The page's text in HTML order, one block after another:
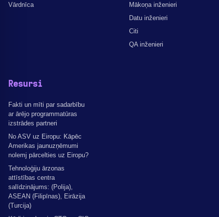
Vārdnīca
Mākoņa inženieri
Datu inženieri
Citi
QA inženieri
Resursi
Fakti un mīti par sadarbību
ar ārējo programmatūras
izstrādes partneri
No ASV uz Eiropu: Kāpēc
Amerikas jaunuzņēmumi
nolemj pārcelties uz Eiropu?
Tehnoloģiju ārzonas
attīstības centra
salīdzinājums: (Polija),
ASEAN (Filipīnas), Eirāzija
(Turcija)